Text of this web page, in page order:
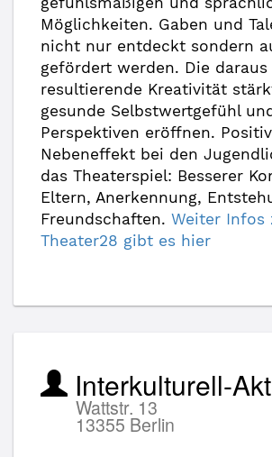
Möglichkeiten. Gaben und
nicht nur entdeckt sondern
gefördert werden. Die daraus
resultierende Kreativität
gesunde Selbstwertgefühl
Perspektiven eröffnen.
Nebeneffekt bei den
das Theaterspiel: Besserer
Eltern, Anerkennung,
Freundschaften. Weiter Infos
Theater28 gibt es hier
Interkulturell-
Wattstr. 13
13355 Berlin